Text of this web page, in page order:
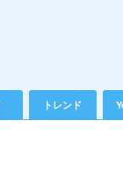
トレンド